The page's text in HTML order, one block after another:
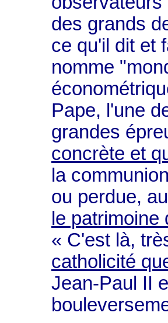
des grands
ce qu'il dit et
nomme
Pape, l'une
grandes
concrète et
la
ou perdue,
le patrimoine
« C'est là,
catholicité
Jean-Paul II